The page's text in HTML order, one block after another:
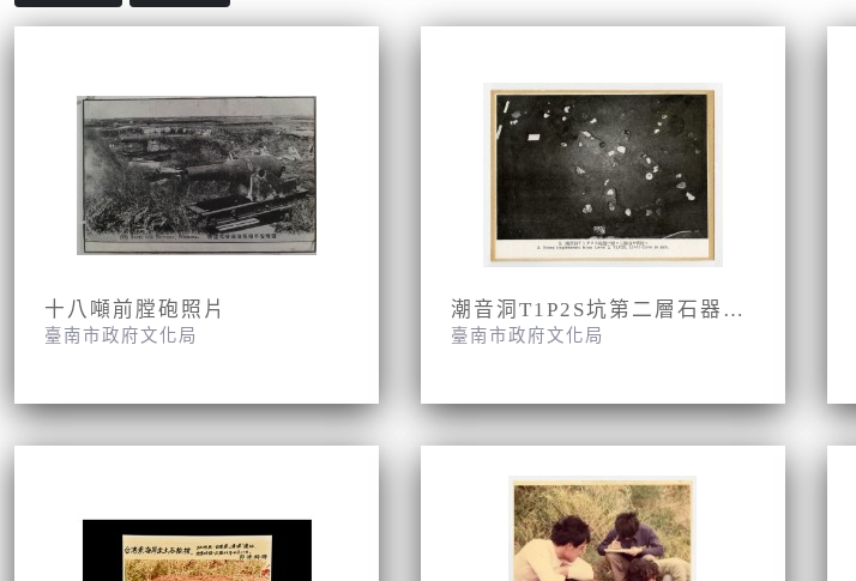
十八噸前膛砲照片
臺南市政府文化局
潮音洞T1P2S坑第二層石器出土情況
臺南市政府文化局